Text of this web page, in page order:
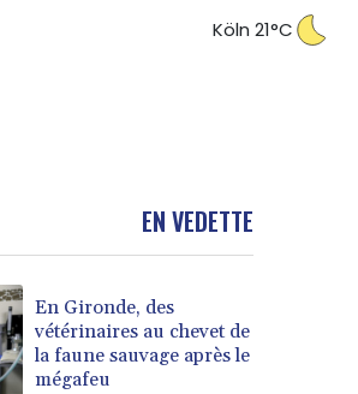
Köln 21°C
EN VEDETTE
En Gironde, des
vétérinaires au chevet de
la faune sauvage après le
mégafeu